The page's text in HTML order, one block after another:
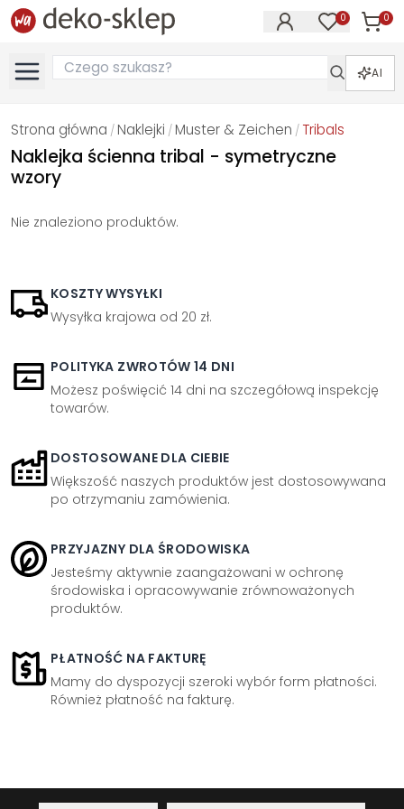
0 0
AI
Strona główna / Naklejki / Muster & Zeichen /Tribals
Naklejka ścienna tribal - symetryczne
wzory
Nie znaleziono produktów.
KOSZTY WYSYŁKI
Wysyłka krajowa od 20 zł.
POLITYKA ZWROTÓW 14 DNI
Możesz poświęcić 14 dni na szczegółową inspekcję
towarów.
DOSTOSOWANE DLA CIEBIE
Większość naszych produktów jest dostosowywana
po otrzymaniu zamówienia.
PRZYJAZNY DLA ŚRODOWISKA
Jesteśmy aktywnie zaangażowani w ochronę
środowiska i opracowywanie zrównoważonych
produktów.
PŁATNOŚĆ NA FAKTURĘ
Mamy do dyspozycji szeroki wybór form płatności.
Również płatność na fakturę.